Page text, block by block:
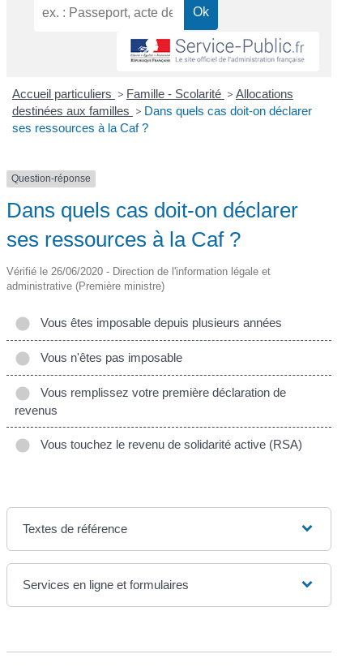
Accueil particuliers > Famille - Scolarité > Allocations
destinées aux familles > Dans quels cas doit-on déclarer
ses ressources à la Caf ?
Question-réponse
Dans quels cas doit-on déclarer
ses ressources à la Caf ?
Vérifié le 26/06/2020 - Direction de l'information légale et
administrative (Première ministre)
Vous êtes imposable depuis plusieurs années
Vous n'êtes pas imposable
Vous remplissez votre première déclaration de
revenus
Vous touchez le revenu de solidarité active (RSA)
Textes de référence
Services en ligne et formulaires